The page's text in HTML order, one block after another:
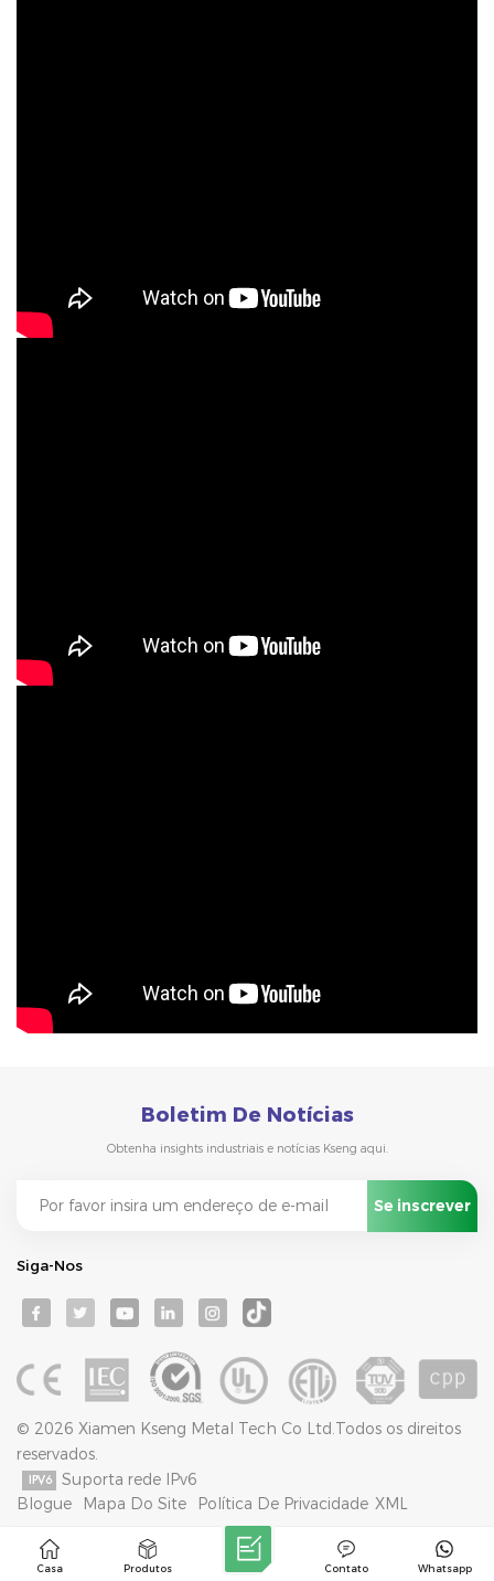
Boletim De Notícias
Obtenha insights industriais e notícias Kseng aqui.
Siga-Nos
© 2026 Xiamen Kseng Metal Tech Co Ltd.Todos os direitos
reservados.
Suporta rede IPv6
Blogue
Mapa Do Site Política De Privacidade XML
Casa Produtos Whatsapp
Contato